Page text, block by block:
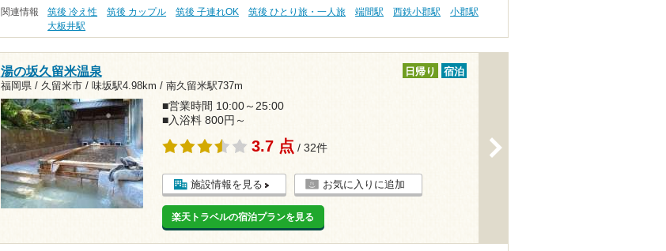
関連情報 筑後 冷え性 筑後 カップル 筑後 子連れOK 筑後 ひとり旅・一人旅 端間駅 西鉄小郡駅
小郡駅
大板井駅
湯の坂久留米温泉
福岡県 / 久留米市 / 味坂駅4.98km / 南久留米駅737m
日帰り 宿泊
■営業時間 10:00～25:00
■入浴料 800円～
3.7 点 / 32件
施設情報を見る お気に入りに追加
楽天トラベルの宿泊プランを見る